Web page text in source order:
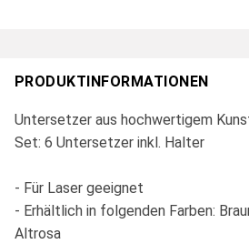
PRODUKTINFORMATIONEN
Untersetzer aus hochwertigem
Set: 6 Untersetzer inkl. Halter
- Für Laser geeignet
- Erhältlich in folgenden Farben:
Altrosa